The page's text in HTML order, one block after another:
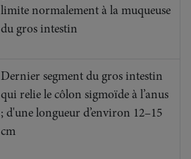
limite normalement à la muqueuse
du gros intestin
Dernier segment du gros intestin
qui relie le côlon sigmoïde à l’anus
; d'une longueur d’environ 12–15
cm